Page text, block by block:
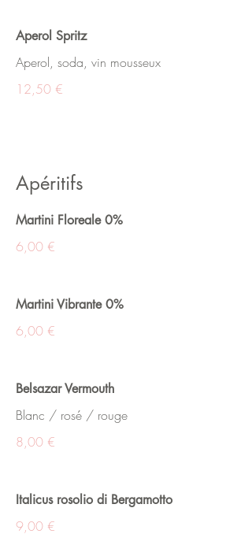
Aperol Spritz
Aperol, soda, vin mousseux
12,50 €
Apéritifs
Martini Floreale 0%
6,00 €
Martini Vibrante 0%
6,00 €
Belsazar Vermouth
Blanc / rosé / rouge
8,00 €
Italicus rosolio di Bergamotto
9,00 €